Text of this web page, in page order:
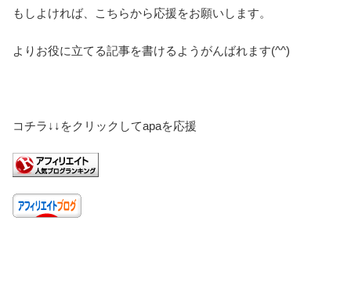
もしよければ、こちらから応援をお願いします。
よりお役に立てる記事を書けるようがんばれます(^^)
コチラ↓↓をクリックしてapaを応援